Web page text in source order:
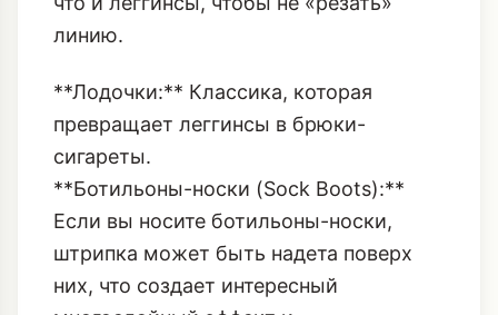
чтобы добавить роскоши. Важно:
штрипка должна быть того же цвета,
что и леггинсы, чтобы не «резать»
линию.
**Лодочки:** Классика, которая
превращает леггинсы в брюки-
сигареты.
**Ботильоны-носки (Sock Boots):**
Если вы носите ботильоны-носки,